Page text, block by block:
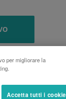
per migliorare la
Accetta tutti i cookie